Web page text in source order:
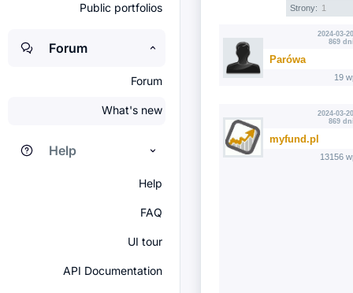
Public portfolios
Forum
Forum
What's new
Help
Help
FAQ
UI tour
API Documentation
Strony: 1
2024-03-
869
Parówa
19
2024-03-
869
myfund.pl
13156